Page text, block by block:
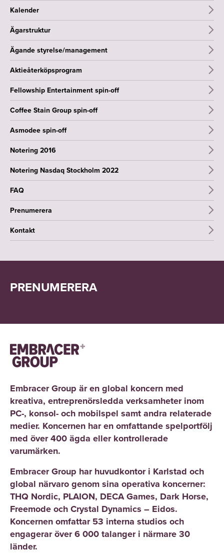
Kalender
Ägarstruktur
Ägande styrelse/management
Aktieåterköpsprogram
Fellowship Entertainment spin-off
Coffee Stain Group spin-off
Asmodee spin-off
Notering 2016
Notering Nasdaq Stockholm 2022
FAQ
Prenumerera
Kontakt
PRENUMERERA
Embracer Group är en global koncern med
kreativa, entreprenörsledda verksamheter inom
PC-, konsol- och mobilspel samt andra relaterade
medier. Koncernen har en omfattande spelportfölj
med över 400 ägda eller kontrollerade
varumärken.
Embracer Group har huvudkontor i Karlstad och
global närvaro genom sina operativa koncerner:
THQ Nordic, PLAION, DECA Games, Dark Horse,
Freemode och Crystal Dynamics – Eidos.
Koncernen omfattar 53 interna studios och
engagerar över 6 000 talanger i närmare 30
länder.